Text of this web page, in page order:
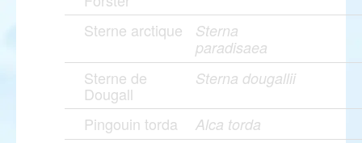
Sterne arctique
Sterna
paradisaea
Sterne de
Dougall
Sterna dougallii
Pingouin torda Alca torda